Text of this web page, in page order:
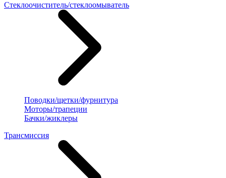
Стеклоочиститель/стеклоомыватель
Поводки/щетки/фурнитура
Моторы/трапеции
Бачки/жиклеры
Трансмиссия